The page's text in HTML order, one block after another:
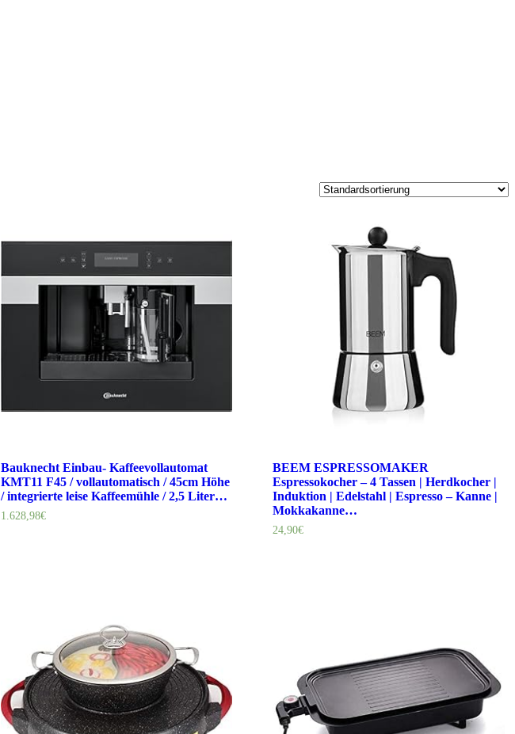
Bauknecht Einbau- Kaffeevollautomat
KMT11 F45 / vollautomatisch / 45cm Höhe
/ integrierte leise Kaffeemühle / 2,5 Liter…
1.628,98€
BEEM ESPRESSOMAKER
Espressokocher – 4 Tassen | Herdkocher |
Induktion | Edelstahl | Espresso – Kanne |
Mokkakanne…
24,90€